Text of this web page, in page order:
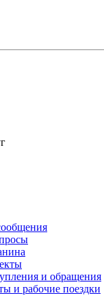
и обращения
и рабочие поездки